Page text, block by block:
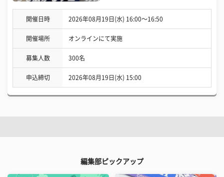
開催日時 2026年08月19日(水) 16:00〜16:50
開催場所 オンラインにて実施
募集人数 300名
申込締切 2026年08月19日(水) 15:00
編集部ピックアップ